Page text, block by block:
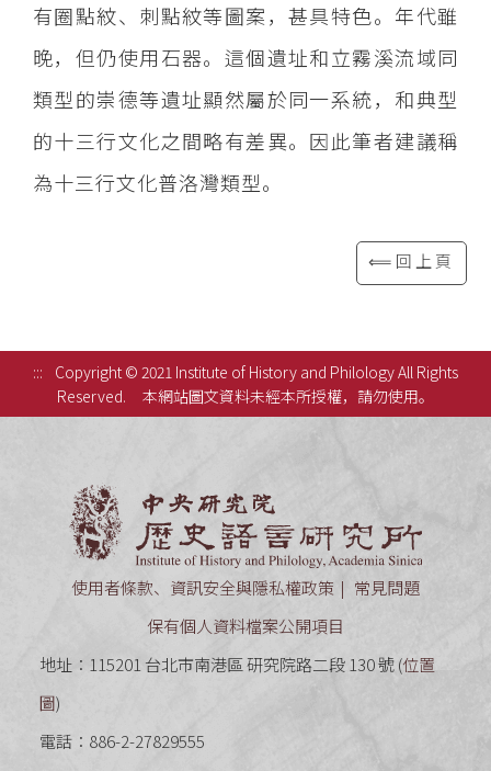
有圈點紋、刺點紋等圖案，甚具特色。年代雖
晚，但仍使用石器。這個遺址和立霧溪流域同
類型的崇德等遺址顯然屬於同一系統，和典型
的十三行文化之間略有差異。因此筆者建議稱
為十三行文化普洛灣類型。
⟸回上頁
:::
Copyright © 2021 Institute of History and Philology All Rights
Reserved.
本網站圖文資料未經本所授權，請勿使用。
使用者條款、資訊安全與隱私權政策
常見問題
保有個人資料檔案公開項目
地址：115201 台北市南港區 研究院路二段 130 號 (位置
圖)
電話：886-2-27829555